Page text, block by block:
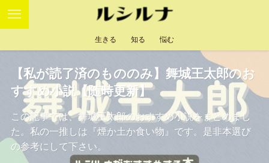
生きる 知る 悩む
【私が読了済のもののみ】舞城王太郎のお
すすめ小説【随時更新】
この記事では、舞城王太郎のおすすめ小説をまとめまし
た。私の一推しは『煙か土か食い物』です。是非本選び
の参考にして下さい。